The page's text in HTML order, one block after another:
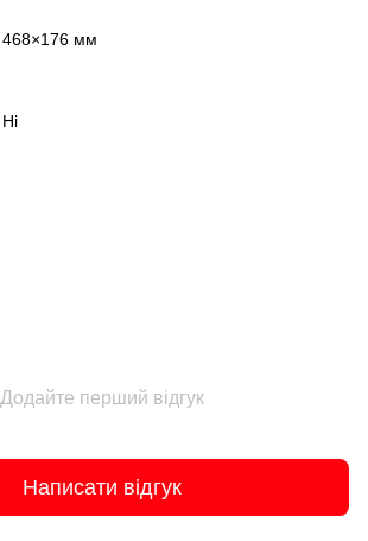
468×176 мм
Ні
Додайте перший відгук
Написати відгук